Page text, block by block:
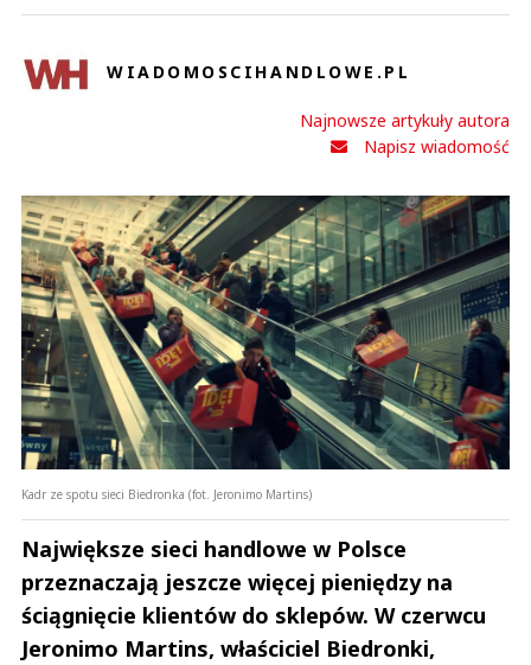
WIADOMOSCIHANDLOWE.PL
Najnowsze artykuły autora
Napisz wiadomość
Kadr ze spotu sieci Biedronka (fot. Jeronimo Martins)
Największe sieci handlowe w Polsce
przeznaczają jeszcze więcej pieniędzy na
ściągnięcie klientów do sklepów. W czerwcu
Jeronimo Martins, właściciel Biedronki,